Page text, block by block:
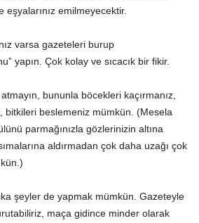
emilmeyecektir.
varsa gazeteleri burup
yapın. Çok kolay ve sıcacık bir fikir.
bununla böcekleri kaçırmanız,
bitkileri beslemeniz mümkün. (Mesela
parmağınızla gözlerinizin altına
aldırmadan çok daha uzağı çok
şeyler de yapmak mümkün. Gazeteyle
maça gidince minder olarak